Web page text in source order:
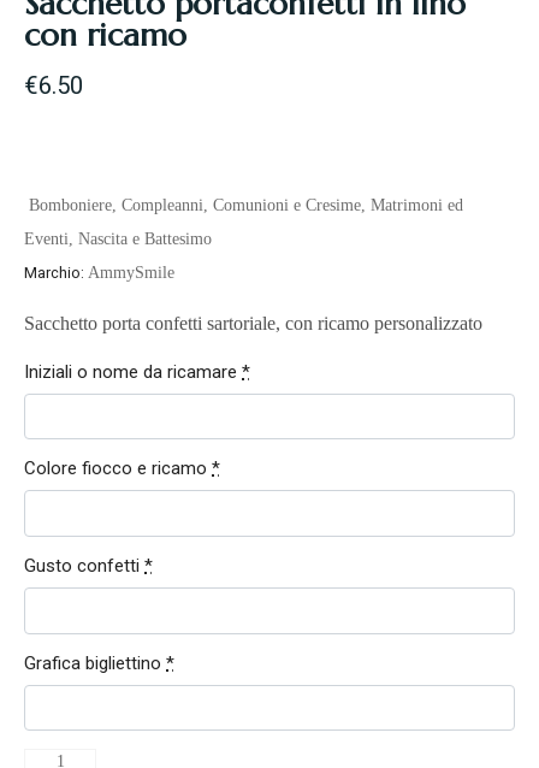
con ricamo
€6.50
Bomboniere, Compleanni, Comunioni e Cresime, Matrimoni ed
Eventi, Nascita e Battesimo
Marchio: AmmySmile
Sacchetto porta confetti sartoriale, con ricamo personalizzato
Iniziali o nome da ricamare *
Colore fiocco e ricamo *
Gusto confetti *
Grafica bigliettino *